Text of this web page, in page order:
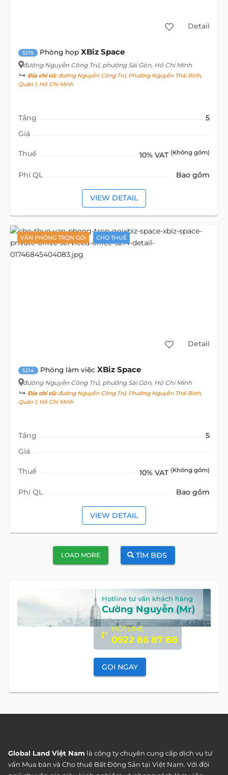
Detail
5215 Phòng họp XBiz Space
đường Nguyễn Công Trứ, phường Sài Gòn, Hồ Chí Minh
Địa chỉ cũ:đường Nguyễn Công Trứ, Phường Nguyễn Thái Bình,
Quận 1, Hồ Chí Minh
Tầng
5
Giá
Thuế 10% VAT (Không gồm)
Phí QL Bao gồm
VIEW DETAIL
VĂN PHÒNG TRỌN GÓI CHO THUÊ
Detail
5214 Phòng làm việc XBiz Space
đường Nguyễn Công Trứ, phường Sài Gòn, Hồ Chí Minh
Địa chỉ cũ:đường Nguyễn Công Trứ, Phường Nguyễn Thái Bình,
Quận 1, Hồ Chí Minh
Tầng
5
Giá
Thuế 10% VAT (Không gồm)
Phí QL Bao gồm
VIEW DETAIL
LOAD MORE TÌM BĐS
Hotline tư vấn khách hàng
Cường Nguyễn (Mr)
HOTLINE
0922 86 87 88
GỌI NGAY
Global Land Việt Nam là công ty chuyên cung cấp dịch vụ tư
vấn Mua bán và Cho thuê Bất Động Sản tại Việt Nam. Với đội